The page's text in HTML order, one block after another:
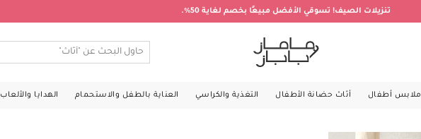
تنزيلات الصيف! تسوقي الأفضل مبيعًا بخصم لغاية 50%.
ملابس أطفال أثاث حضانة الأطفال التغذية والكراسي العناية بالطفل والاستحمام الهدايا والألعاب